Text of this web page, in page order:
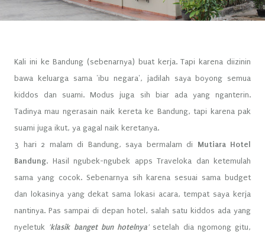
Kali ini ke Bandung (sebenarnya) buat kerja. Tapi karena diizinin
bawa keluarga sama 'ibu negara', jadilah saya boyong semua
kiddos dan suami. Modus juga sih biar ada yang nganterin.
Tadinya mau ngerasain naik kereta ke Bandung, tapi karena pak
suami juga ikut, ya gagal naik keretanya.
3 hari 2 malam di Bandung, saya bermalam di Mutiara Hotel
Bandung. Hasil ngubek-ngubek apps Traveloka dan ketemulah
sama yang cocok. Sebenarnya sih karena sesuai sama budget
dan lokasinya yang dekat sama lokasi acara, tempat saya kerja
nantinya. Pas sampai di depan hotel, salah satu kiddos ada yang
nyeletuk 'klasik banget bun hotelnya'setelah dia ngomong gitu,